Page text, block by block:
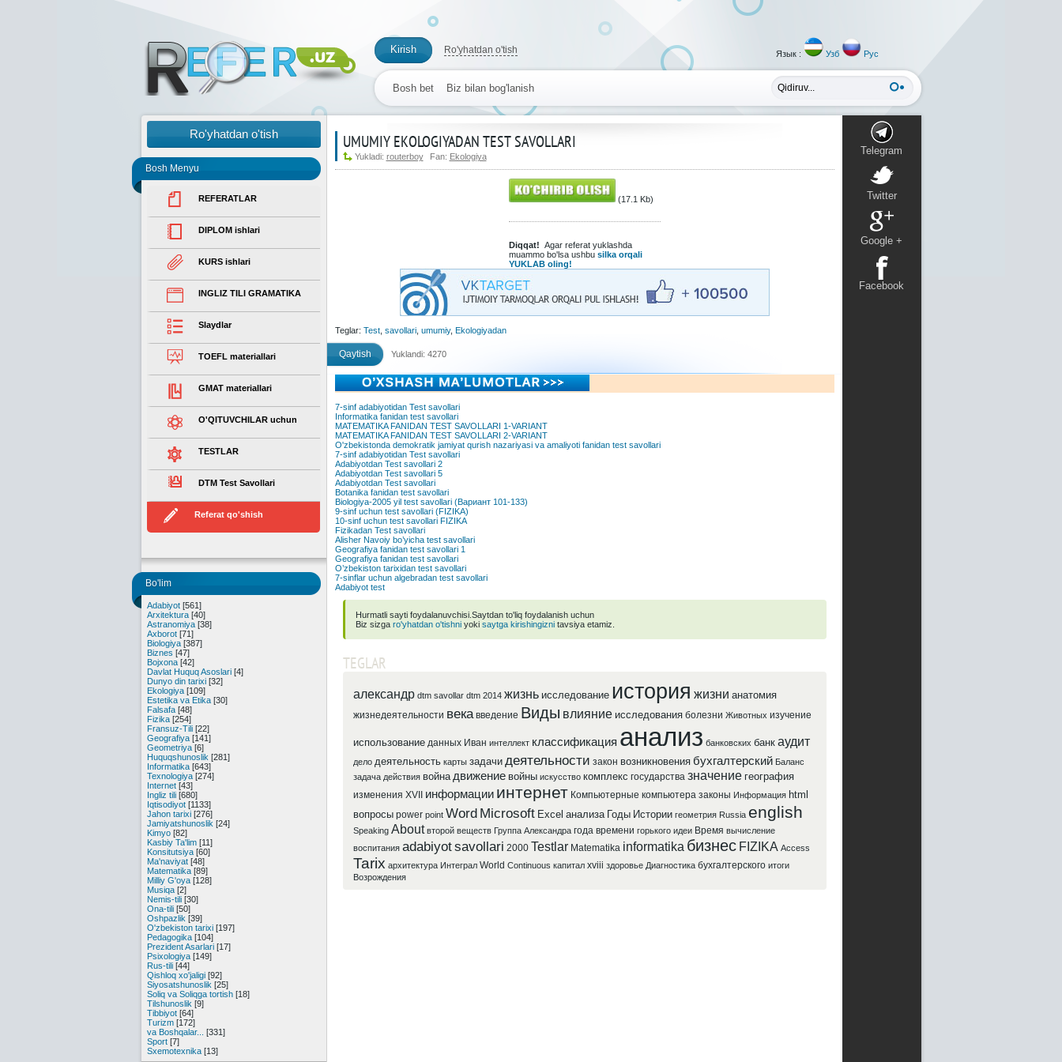
Kirish Ro'yhatdan o'tish Язык : Узб Рус
Bosh bet Biz bilan bog'lanish
Ro'yhatdan o'tish
Bosh Menyu
REFERATLAR
DIPLOM ishlari
KURS ishlari
INGLIZ TILI GRAMATIKA
Slaydlar
TOEFL materiallari
GMAT materiallari
O'QITUVCHILAR uchun
TESTLAR
DTM Test Savollari
Referat qo'shish
Bo'lim
Adabiyot [561]
Arxitektura [40]
Astranomiya [38]
Axborot [71]
Biologiya [387]
Biznes [47]
Bojxona [42]
Davlat Huquq Asoslari [4]
Dunyo din tarixi [32]
Ekologiya [109]
Estetika va Etika [30]
Falsafa [48]
Fizika [254]
Fransuz-Tili [22]
Geografiya [141]
Geometriya [6]
Huquqshunoslik [281]
Informatika [643]
Texnologiya [274]
Internet [43]
Ingliz tili [680]
Iqtisodiyot [1133]
Jahon tarixi [276]
Jamiyatshunoslik [24]
Kimyo [82]
Kasbiy Ta'lim [11]
Konsitutsiya [60]
Ma'naviyat [48]
Matematika [89]
Milliy G'oya [128]
Musiqa [2]
Nemis-tili [30]
Ona-tili [50]
Oshpazlik [39]
O'zbekiston tarixi [197]
Pedagogika [104]
Prezident Asarlari [17]
Psixologiya [149]
Rus-tili [44]
Qishloq xo'jaligi [92]
Siyosatshunoslik [25]
Soliq va Soliqga tortish [18]
Tilshunoslik [9]
Tibbiyot [64]
Turizm [172]
va Boshqalar...
[331]
Sport [7]
Sxemotexnika [13]
Telegram
Twitter
Google +
Facebook
UMUMIY EKOLOGIYADAN TEST SAVOLLARI
Yukladi: routerboy Fan: Ekologiya
(17.1 Kb)
Diqqat! Agar referat yuklashda
muammo bo'lsa ushbu silka orqali
YUKLAB oling!
Teglar: Test, savollari, umumiy, Ekologiyadan
Qaytish Yuklandi: 4270
7-sinf adabiyotidan Test savollari
Informatika fanidan test savollari
MATEMATIKA FANIDAN TEST SAVOLLARI 1-VARIANT
MATEMATIKA FANIDAN TEST SAVOLLARI 2-VARIANT
O'zbekistonda demokratik jamiyat qurish nazariyasi va amaliyoti fanidan test savollari
7-sinf adabiyotidan Test savollari
Adabiyotdan Test savollari 2
Adabiyotdan Test savollari 5
Adabiyotdan Test savollari
Botanika fanidan test savollari
Biologiya-2005 yil test savollari (Вариант 101-133)
9-sinf uchun test savollari (FIZIKA)
10-sinf uchun test savollari FIZIKA
Fizikadan Test savollari
Alisher Navoiy bo’yicha test savollari
Geografiya fanidan test savollari 1
Geografiya fanidan test savollari
O’zbekiston tarixidan test savollari
7-sinflar uchun algebradan test savollari
Adabiyot test
Hurmatli sayti foydalanuvchisi.Saytdan to'liq foydalanish uchun
Biz sizga ro'yhatdan o'tishniyoki saytga kirishingiznitavsiya etamiz.
TEGLAR
александр dtm savollar dtm 2014 жизнь исследование история жизни анатомия
жизнедеятельности века введение Виды влияние исследования болезни Животных изучение
использование данных Иван интеллект классификация анализ банковских банк аудит
дело деятельность карты задачи деятельности закон возникновения бухгалтерский Баланс
задача действия война движение войны искусство комплекс государства значение география
изменения XVII информации интернет Компьютерные компьютера законы Информация html
вопросы power point Word Microsoft Excel анализа Годы Истории геометрия Russia english
Speaking About второй веществ Группа Александра года времени горького идеи Время вычисление
воспитания adabiyotsavollari 2000 Testlar Matematika informatika бизнес FIZIKA Access
Tarix архитектура Интеграл World Continuous капитал xviii здоровье Диагностика бухгалтерского итоги
Возрождения